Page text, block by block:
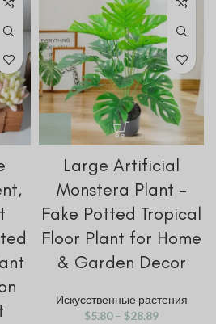
Large Artificial
Monstera Plant –
Fake Potted Tropical
Floor Plant for Home
& Garden Decor
Искусственные растения
$5.80 – $28.89